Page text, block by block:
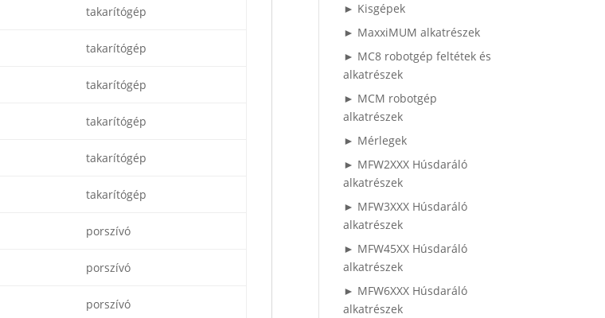
takarítógép
takarítógép
takarítógép
takarítógép
takarítógép
takarítógép
porszívó
porszívó
porszívó
► Kisgépek
► MaxxiMUM alkatrészek
► MC8 robotgép feltétek és
alkatrészek
► MCM robotgép
alkatrészek
► Mérlegek
► MFW2XXX Húsdaráló
alkatrészek
► MFW3XXX Húsdaráló
alkatrészek
► MFW45XX Húsdaráló
alkatrészek
► MFW6XXX Húsdaráló
alkatrészek